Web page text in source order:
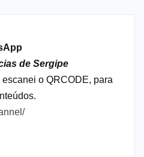
de Sergipe
o QRCODE, para